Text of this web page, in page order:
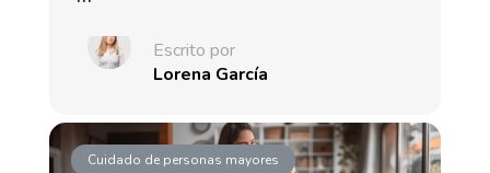
Escrito por
Lorena García
Cuidado de personas mayores